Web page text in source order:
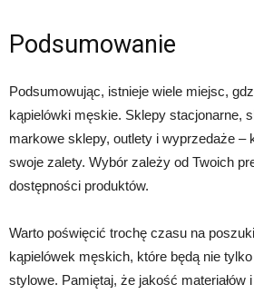
Podsumowanie
Podsumowując, istnieje wiele miejsc,
kąpielówki męskie. Sklepy stacjonarne,
markowe sklepy, outlety i wyprzedaże –
swoje zalety. Wybór zależy od Twoich
dostępności produktów.
Warto poświęcić trochę czasu na
kąpielówek męskich, które będą nie
stylowe. Pamiętaj, że jakość materiałów